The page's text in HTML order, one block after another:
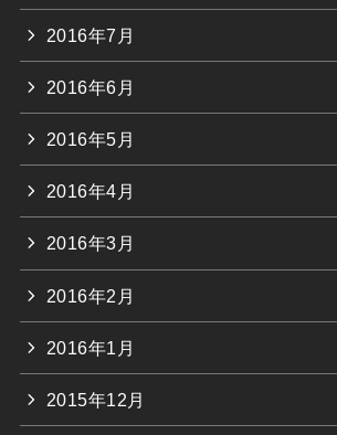
2016年7月
2016年6月
2016年5月
2016年4月
2016年3月
2016年2月
2016年1月
2015年12月